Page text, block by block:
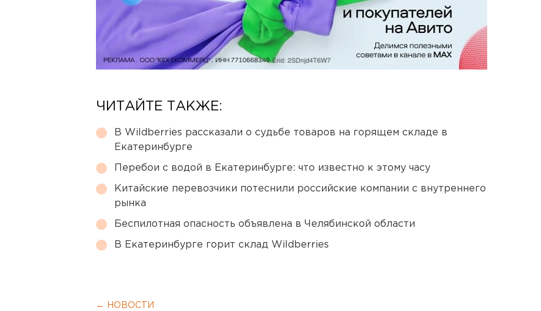
ЧИТАЙТЕ ТАКЖЕ:
В Wildberries рассказали о судьбе товаров на горящем складе в
Екатеринбурге
Перебои с водой в Екатеринбурге: что известно к этому часу
Китайские перевозчики потеснили российские компании с внутреннего
рынка
Беспилотная опасность объявлена в Челябинской области
В Екатеринбурге горит склад Wildberries
← НОВОСТИ